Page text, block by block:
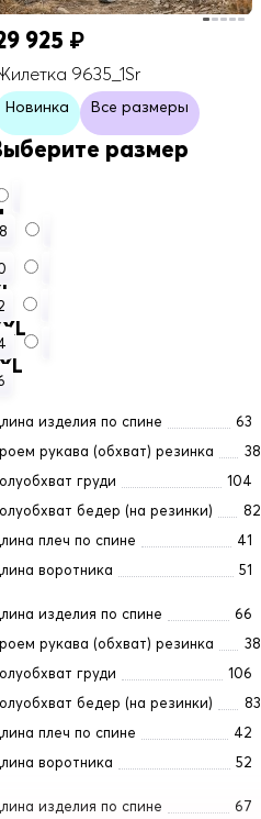
925 ₽
9635_1Sr
Новинка Все размеры
размер
изделия по спине
63
рукава (обхват) резинка
38
груди
104
бедер (на резинки)
82
плеч по спине
41
воротника
51
изделия по спине
66
рукава (обхват) резинка
38
груди
106
бедер (на резинки)
83
плеч по спине
42
воротника
52
изделия по спине
67